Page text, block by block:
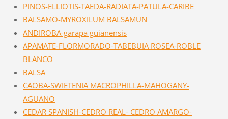
PINOS-ELLIOTIS-TAEDA-RADIATA-PATULA-CARIBE
BALSAMO-MYROXILUM BALSAMUN
ANDIROBA-garapa guianensis
APAMATE-FLORMORADO-TABEBUIA ROSEA-ROBLE
BLANCO
BALSA
CAOBA-SWIETENIA MACROPHILLA-MAHOGANY-
AGUANO
CEDAR SPANISH-CEDRO REAL- CEDRO AMARGO-